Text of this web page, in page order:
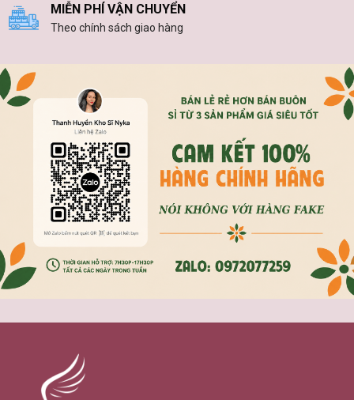
MIỄN PHÍ VẬN CHUYỂN
Theo chính sách giao hàng